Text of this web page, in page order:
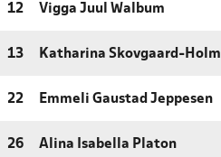
12 Vigga Juul Walbum
13 Katharina Skovgaard-Holm
22 Emmeli Gaustad Jeppesen
26 Alina Isabella Platon